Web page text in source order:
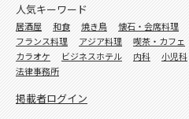
人気キーワード
居酒屋 和食 焼き鳥 懐石・会席料理
フランス料理
アジア料理 喫茶・カフェ
カラオケ
ビジネスホテル 内科 小児科
法律事務所
掲載者ログイン